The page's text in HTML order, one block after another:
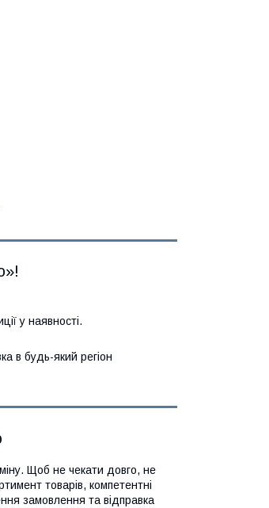
у наявності.
в будь-який регіон
Щоб не чекати довго, не
товарів, компетентні
замовлення та відправка